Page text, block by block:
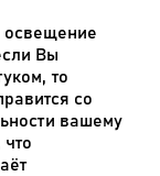
освещение
Вы
то
со
вашему